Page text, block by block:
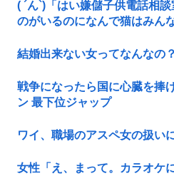
( ´ん`)「はい嫌儲子供電話相
のがいるのになんで猫はみん
結婚出来ない女ってなんなの？
戦争になったら国に心臓を捧
ン 最下位ジャップ
ワイ、職場のアスペ女の扱い
女性「え、まって。カラオケ